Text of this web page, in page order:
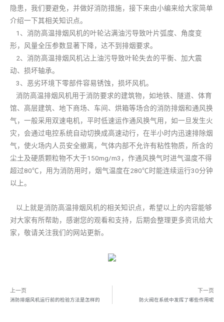
隐患，我们要避免，并做好消防措施，接下来由小编来给大家简单
介绍一下其相关知识点。
1、消防高温排烟风机的叶轮沾满油污导致叶片弧度、角度变
形，风量全压参数显著下降，达不到排烟要求。
2、消防高温排烟风机沾上油污导致叶轮失去的平衡、加大震
动、损坏轴承。
3、恶劣环境下零部件容易锈蚀，损坏风机。
消防高温排烟风机用于消防要求的建筑物，如地铁、隧道、体育
馆、高层建筑、地下商场、车间、烘箱等场合的消防排烟和通风换
气，一般采用双速电机，平时低速运作通风换气用，如一旦发生火
灾，会通过电控系统自动切换成高速动行，在半小时内迅速排除烟
气，使火场内人员安全撤离，气体内部不允许有粘性物质，所含的
尘土及硬质颗粒物不大于150mg/m3，作通风换气时进气温度不得
超过80℃，用为消防用时，烟气温度在280℃时能连续运行30分钟
以上。
以上就是消防高温排烟风机的相关知识点，希望以上的内容能够
对大家有所帮助，感谢您的观看和支持，后期会整理更多资讯给大
家，敬请关注我们的网站更新。
上一页
消防排烟风机运行前的检验方法是怎样的
下一页
防火阀在系统中发挥了哪些作用呢